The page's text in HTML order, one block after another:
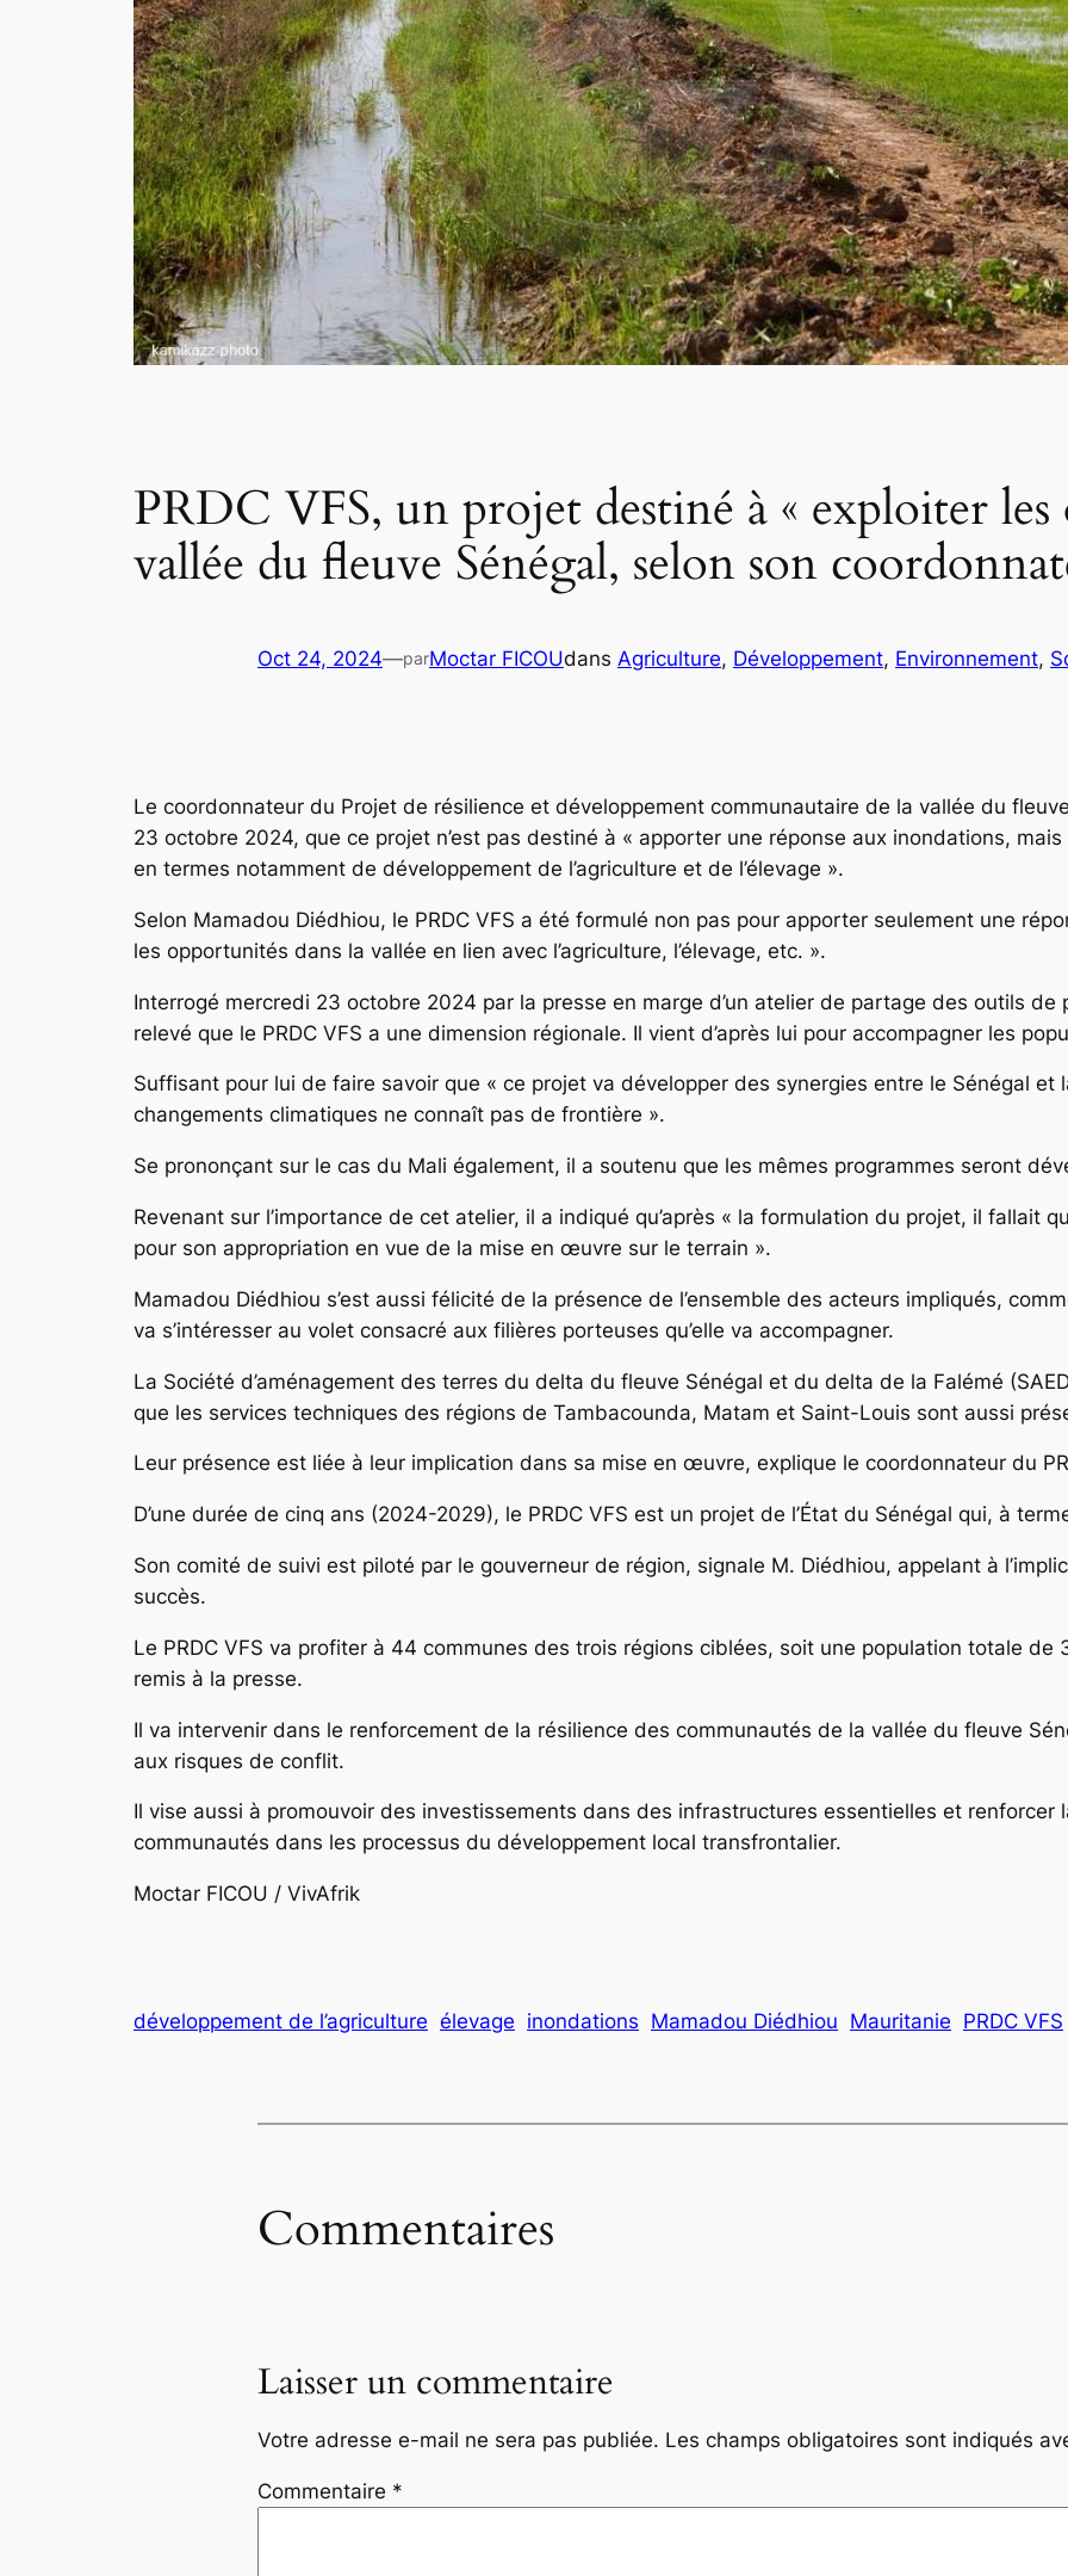
PRDC VFS, un projet destiné à « exploiter
vallée du fleuve Sénégal, selon son
Oct 24, 2024—parMoctar FICOUdans Agriculture, Développement, Environnement,
Le coordonnateur du Projet de résilience et développement communautaire de la vallée du
23 octobre 2024, que ce projet n’est pas destiné à « apporter une réponse aux inondations,
en termes notamment de développement de l’agriculture et de l’élevage ».
Selon Mamadou Diédhiou, le PRDC VFS a été formulé non pas pour apporter seulement une
les opportunités dans la vallée en lien avec l’agriculture, l’élevage, etc. ».
Interrogé mercredi 23 octobre 2024 par la presse en marge d’un atelier de partage des outils
relevé que le PRDC VFS a une dimension régionale. Il vient d’après lui pour accompagner les
Suffisant pour lui de faire savoir que « ce projet va développer des synergies entre le Sénégal et
changements climatiques ne connaît pas de frontière ».
Se prononçant sur le cas du Mali également, il a soutenu que les mêmes programmes seront
Revenant sur l’importance de cet atelier, il a indiqué qu’après « la formulation du projet, il fallait
pour son appropriation en vue de la mise en œuvre sur le terrain ».
Mamadou Diédhiou s’est aussi félicité de la présence de l’ensemble des acteurs impliqués,
va s’intéresser au volet consacré aux filières porteuses qu’elle va accompagner.
La Société d’aménagement des terres du delta du fleuve Sénégal et du delta de la Falémé
que les services techniques des régions de Tambacounda, Matam et Saint-Louis sont aussi
Leur présence est liée à leur implication dans sa mise en œuvre, explique le coordonnateur du
D’une durée de cinq ans (2024-2029), le PRDC VFS est un projet de l’État du Sénégal qui, à
Son comité de suivi est piloté par le gouverneur de région, signale M. Diédhiou, appelant à
succès.
Le PRDC VFS va profiter à 44 communes des trois régions ciblées, soit une population totale
remis à la presse.
Il va intervenir dans le renforcement de la résilience des communautés de la vallée du fleuve
aux risques de conflit.
Il vise aussi à promouvoir des investissements dans des infrastructures essentielles et
communautés dans les processus du développement local transfrontalier.
Moctar FICOU / VivAfrik
développement de l’agriculture élevage inondations Mamadou Diédhiou Mauritanie PRDC VFS
Commentaires
Laisser un commentaire
Votre adresse e-mail ne sera pas publiée. Les champs obligatoires sont indiqués
Commentaire *